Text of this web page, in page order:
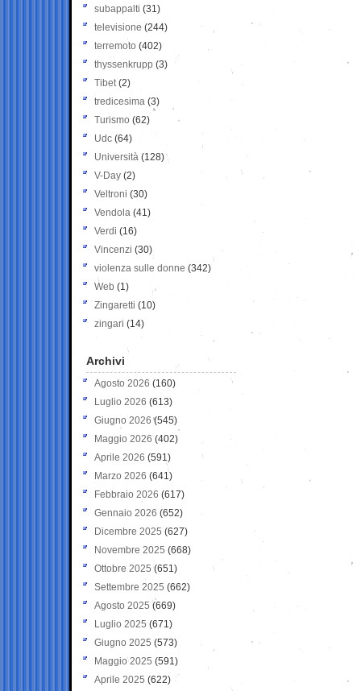
subappalti (31)
televisione(244)
terremoto (402)
thyssenkrupp (3)
Tibet(2)
tredicesima (3)
Turismo (62)
Udc (64)
Università (128)
V-Day (2)
Veltroni (30)
Vendola (41)
Verdi (16)
Vincenzi (30)
violenza sulle donne (342)
Web (1)
Zingaretti (10)
zingari (14)
Archivi
Agosto 2026 (160)
Luglio 2026 (613)
Giugno 2026 (545)
Maggio 2026 (402)
Aprile 2026 (591)
Marzo 2026 (641)
Febbraio 2026 (617)
Gennaio 2026 (652)
Dicembre 2025 (627)
Novembre 2025 (668)
Ottobre 2025 (651)
Settembre 2025 (662)
Agosto 2025 (669)
Luglio 2025 (671)
Giugno 2025 (573)
Maggio 2025 (591)
Aprile 2025 (622)